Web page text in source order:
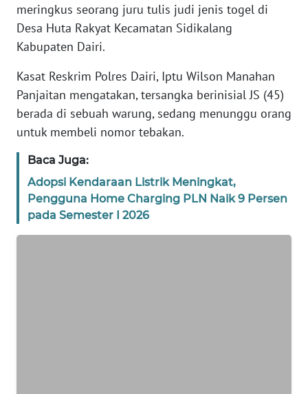
meringkus seorang juru tulis judi jenis togel di
Desa Huta Rakyat Kecamatan Sidikalang
Kabupaten Dairi.
Kasat Reskrim Polres Dairi, Iptu Wilson Manahan
Panjaitan mengatakan, tersangka berinisial JS (45)
berada di sebuah warung, sedang menunggu orang
untuk membeli nomor tebakan.
Baca Juga:
Adopsi Kendaraan Listrik Meningkat,
Pengguna Home Charging PLN Naik 9 Persen
pada Semester I 2026
PEDOMAN
SIBER
REDAKSI
KARIR
DISCLAIMER
Wahana
Regional